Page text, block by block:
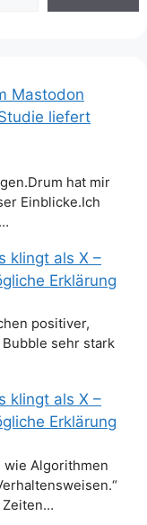
Mastodon
liefert
hat mir
Einblicke.Ich
klingt als X –
Erklärung
positiver,
sehr stark
klingt als X –
Erklärung
wie Algorithmen
Zeiten…